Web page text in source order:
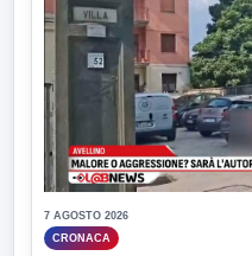
7 AGOSTO 2026
CRONACA